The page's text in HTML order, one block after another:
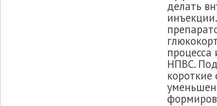
делать
НПВС.